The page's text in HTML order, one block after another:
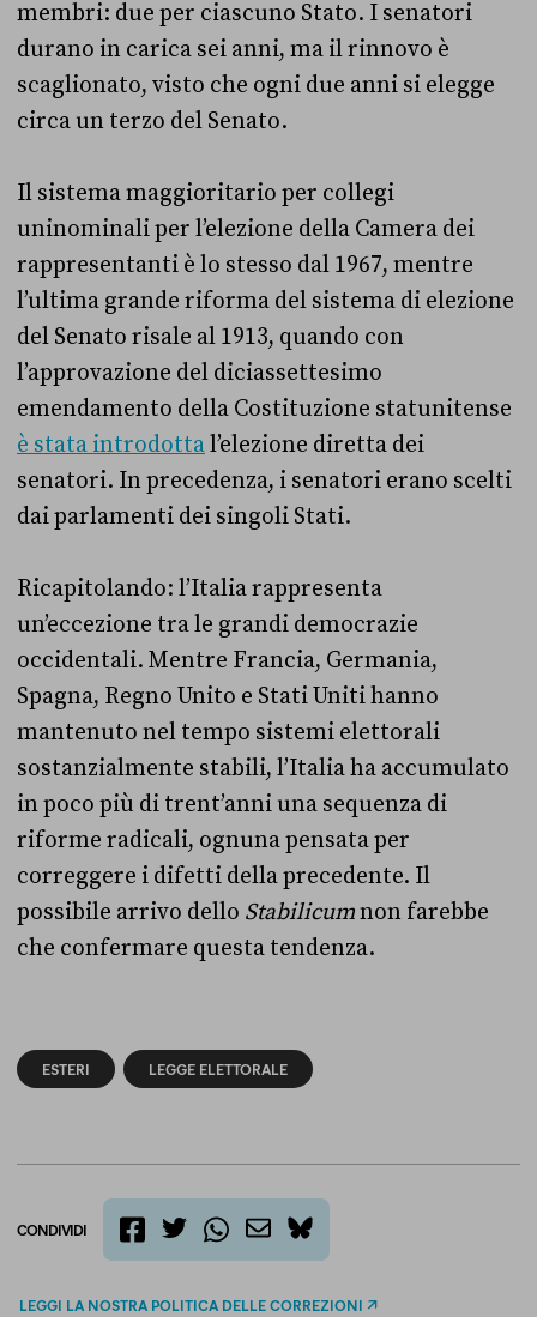
membri: due per ciascuno Stato. I senatori
durano in carica sei anni, ma il rinnovo è
scaglionato, visto che ogni due anni si elegge
circa un terzo del Senato.
Il sistema maggioritario per collegi
uninominali per l’elezione della Camera dei
rappresentanti è lo stesso dal 1967, mentre
l’ultima grande riforma del sistema di elezione
del Senato risale al 1913, quando con
l’approvazione del diciassettesimo
emendamento della Costituzione statunitense
è stata introdottal’elezione diretta dei
senatori. In precedenza, i senatori erano scelti
dai parlamenti dei singoli Stati.
Ricapitolando: l’Italia rappresenta
un’eccezione tra le grandi democrazie
occidentali. Mentre Francia, Germania,
Spagna, Regno Unito e Stati Uniti hanno
mantenuto nel tempo sistemi elettorali
sostanzialmente stabili, l’Italia ha accumulato
in poco più di trent’anni una sequenza di
riforme radicali, ognuna pensata per
correggere i difetti della precedente. Il
possibile arrivo dello Stabilicumnon farebbe
che confermare questa tendenza.
ESTERI LEGGE ELETTORALE
CONDIVIDI
bluesky
LEGGI LA NOSTRA POLITICA DELLE CORREZIONI